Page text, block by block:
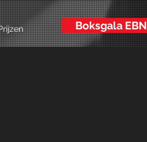
Boksgala EBN